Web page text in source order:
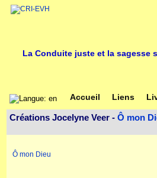
La Conduite juste et la sagesse
Accueil Liens
Créations Jocelyne Veer - Ô mon
Ô mon Dieu